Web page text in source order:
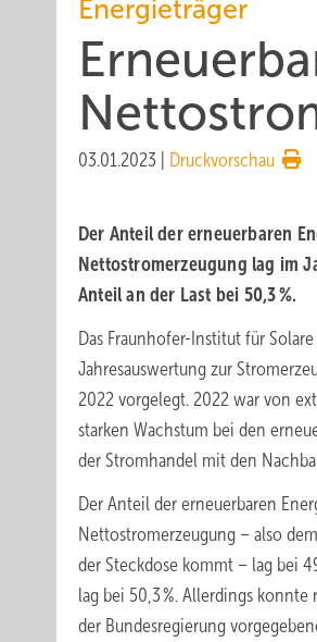
Energieträger
03.01.2023 Druckvorschau
Der Anteil der erneuerbaren
Nettostromerzeugung lag im
Anteil an der Last bei 50,3 %.
Das Fraunhofer-Institut für
Jahresauswertung zur
2022 vorgelegt. 2022 war von
starken Wachstum bei den
der Stromhandel mit den
Der Anteil der erneuerbaren
Nettostromerzeugung – also
der Steckdose kommt – lag bei
lag bei 50,3 %. Allerdings
der Bundesregierung